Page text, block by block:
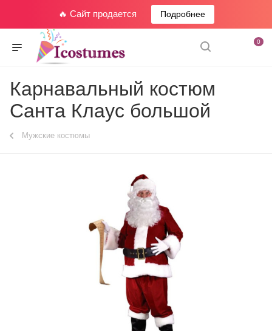
🔥 Сайт продается Подробнее
0
Карнавальный костюм
Санта Клаус большой
Мужские костюмы